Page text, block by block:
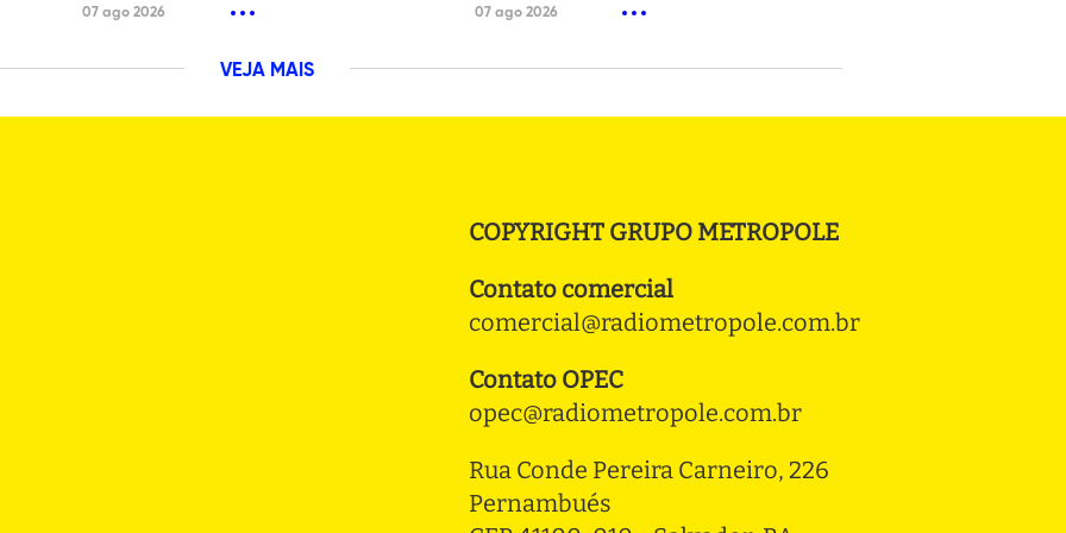
07 ago 2026 07 ago 2026
VEJA MAIS
COPYRIGHT GRUPO METROPOLE
Contato comercial
comercial@radiometropole.com.br
Contato OPEC
opec@radiometropole.com.br
Rua Conde Pereira Carneiro, 226
Pernambués